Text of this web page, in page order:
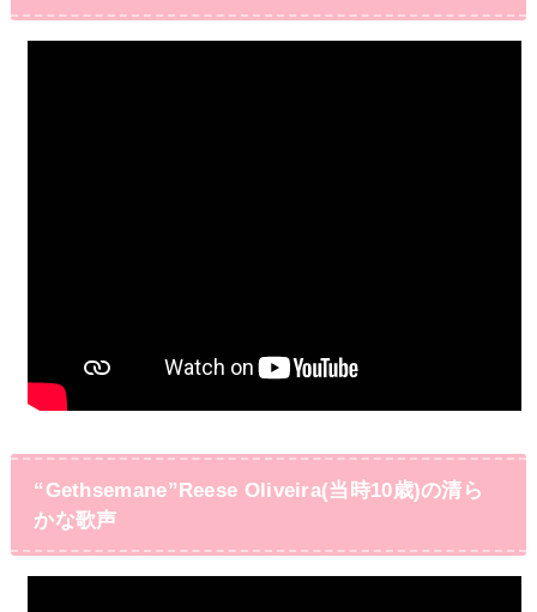
“Gethsemane”Reese Oliveira(当時10歳)の清ら
かな歌声